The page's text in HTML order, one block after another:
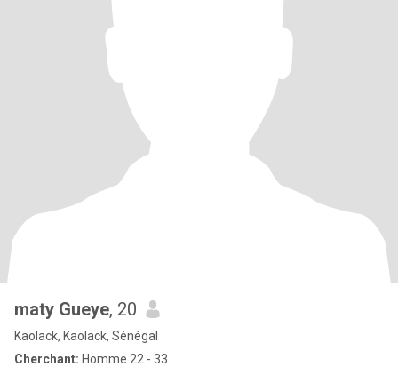
maty Gueye, 20
Kaolack, Kaolack, Sénégal
Cherchant: Homme 22 - 33